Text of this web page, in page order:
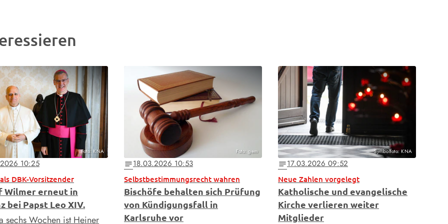
Foto: KNA
10:25
DBK-Vorsitzender
Wilmer erneut in
bei Papst Leo XIV.
sechs Wochen ist Heiner
Foto: gem
notes18.03.2026 10:53
Selbstbestimmungsrecht wahren
Bischöfe behalten sich Prüfung
von Kündigungsfall in
Karlsruhe vor
Symbolfoto: KNA
notes17.03.2026 09:52
Neue Zahlen vorgelegt
Katholische und evangelische
Kirche verlieren weiter
Mitglieder